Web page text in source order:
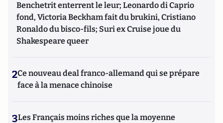
Benchetrit enterrent le leur; Leonardo di Caprio
fond, Victoria Beckham fait du brukini, Cristiano
Ronaldo du bisco-fils; Suri ex Cruise joue du
Shakespeare queer
2Ce nouveau deal franco-allemand qui se prépare
face à la menace chinoise
3Les Français moins riches que la moyenne